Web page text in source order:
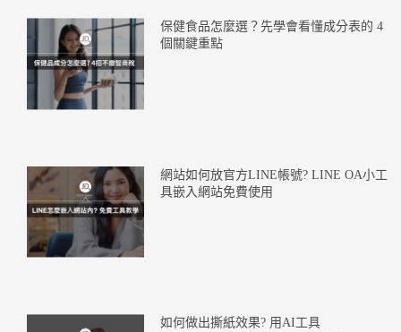
保健食品怎麼選？先學會看懂成分表的 4
個關鍵重點
網站如何放官方LINE帳號? LINE OA小工
具嵌入網站免費使用
如何做出撕紙效果? 用AI工具